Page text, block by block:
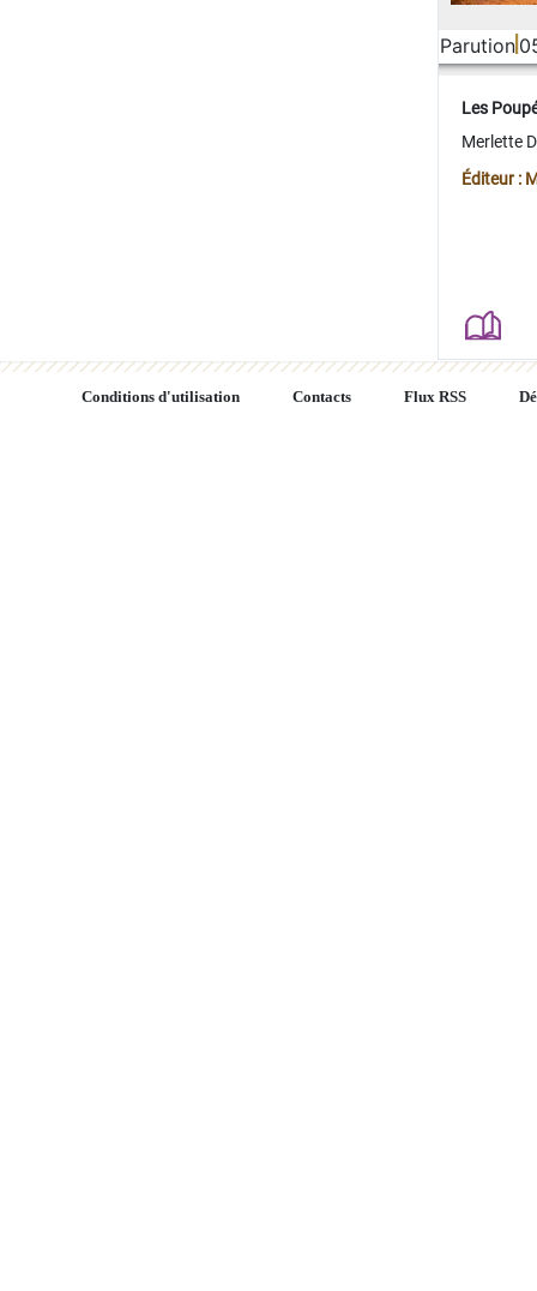
Parution
Les
Merlette
Éditeur :
Conditions d'utilisation Contacts Flux RSS